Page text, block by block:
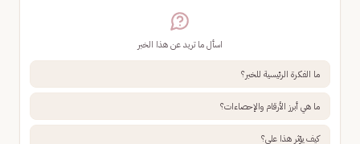
اسأل ما تريد عن هذا الخبر
ما الفكرة الرئيسية للخبر؟
ما هي أبرز الأرقام والإحصاءات؟
كيف يؤثر هذا علي؟